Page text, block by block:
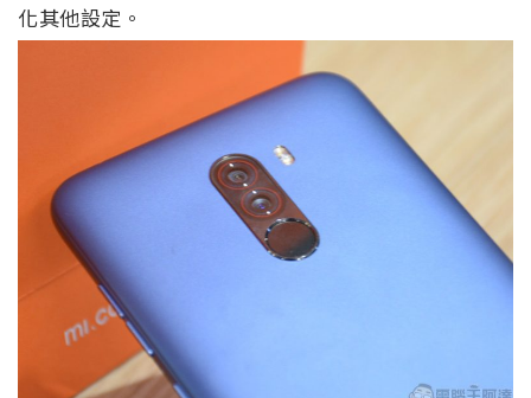
化其他設定。